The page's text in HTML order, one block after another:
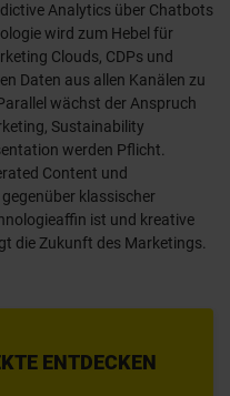
Analytics über Chatbots
wird zum Hebel für
Clouds, CDPs und
Daten aus allen Kanälen zu
wächst der Anspruch
Sustainability
werden Pflicht.
Content und
klassischer
ist und kreative
die Zukunft des Marketings.
ENTDECKEN